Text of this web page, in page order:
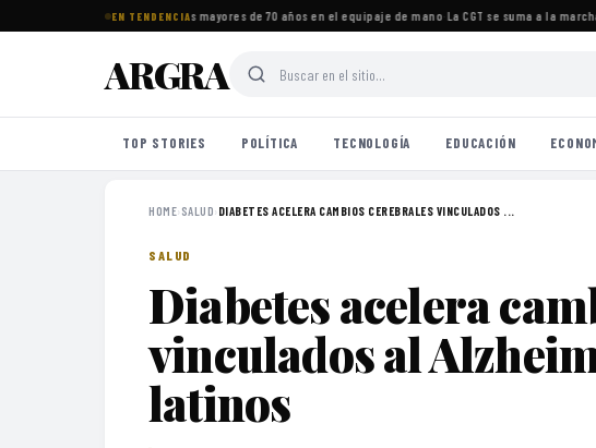
EN TENDENCIA
imprescindibles para viajeros mayores de 70 años en el equipaje de mano·La CGT se suma a la
ARGRA
TOP STORIES POLÍTICA TECNOLOGÍA EDUCACIÓN
HOME› SALUD› DIABETES ACELERA CAMBIOS CEREBRALES VINCULADOS ...
SALUD
Diabetes acelera
vinculados al
latinos